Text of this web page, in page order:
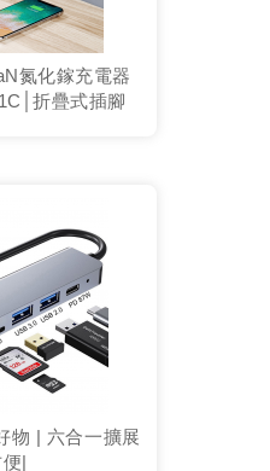
氮化鎵充電器
折疊式插腳
物 | 六合一擴展
|